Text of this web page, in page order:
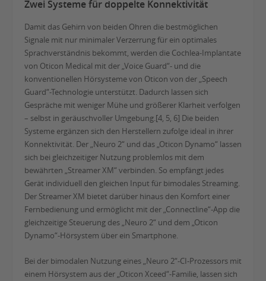
Zwei Systeme für doppelte Konnektivität
Damit das Gehirn von beiden Ohren die bestmöglichen
Signale mit nur minimaler Verzerrung für ein optimales
Sprachverständnis bekommt, werden die Cochlea-Implantate
von Oticon Medical mit der „Voice Guard“- und die
konventionellen Hörsysteme von Oticon von der „Speech
Guard“-Technologie unterstützt. Dadurch lassen sich
Gespräche mit weniger Mühe und größerer Klarheit verfolgen
– selbst in geräuschvoller Umgebung.[4, 5, 6] Die beiden
Systeme ergänzen sich den Herstellern zufolge ideal in ihrer
Konnektivität. Der „Neuro 2“ und das „Oticon Dynamo“ lassen
sich bei gleichzeitiger Nutzung problemlos mit dem
bewährten „Streamer XM“ verbinden. So empfängt jedes
Gerät individuell den gleichen Input für bimodales Streaming.
Der Streamer XM bietet darüber hinaus den Komfort einer
Fernbedienung und ermöglicht mit der „Connectline“-App die
gleichzeitige Steuerung des „Neuro 2“ und dem „Oticon
Dynamo“-Hörsystem über ein Smartphone.
Bei der bimodalen Nutzung eines „Neuro 2“-CI-Prozessors mit
einem Hörsystem aus der „Oticon Xceed“-Familie, lassen sich